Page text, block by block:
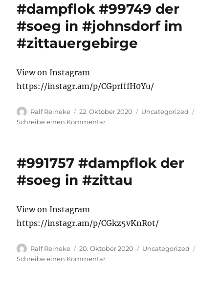
#soeg
in
#bertsdorf
Wasser
#dampflok #99749 der
#soeg in #johnsdorf im
#zittauergebirge
View on Instagram
https://instagr.am/p/CGprfffH0Yu/
Autor
Ralf Reineke
Veröffentlicht
am
22. Oktober 2020 Kategorien
Uncategorized
Schreibe einen Kommentarzu
#soeg
#johnsdorf
#991757 #dampflok der
#soeg in #zittau
View on Instagram
https://instagr.am/p/CGkz5vKnRot/
Autor
Ralf Reineke
Veröffentlicht
am
20. Oktober 2020 Kategorien
Uncategorized
Schreibe einen Kommentarzu